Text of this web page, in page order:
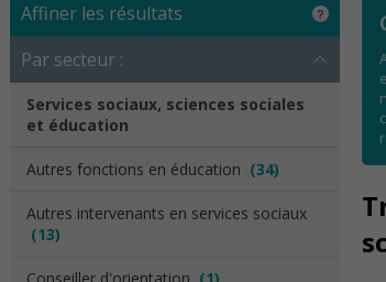
Affiner les résultats
Par secteur :
Services sociaux, sciences sociales
et éducation
Autres fonctions en éducation (34)
Autres intervenants en services sociaux
(13)